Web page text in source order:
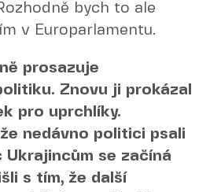
bych to ale
v Europarlamentu.
prosazuje
Znovu ji prokázal
pro uprchlíky.
nedávno politici psali
Ukrajincům se začíná
s tím, že další